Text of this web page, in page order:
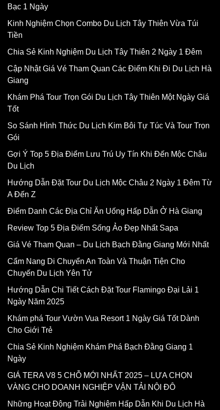
Bạc 1 Ngày
Kinh Nghiệm Chọn Combo Du Lịch Tây Thiên Vừa Túi
Tiền
Chia Sẻ Kinh Nghiệm Du Lịch Tây Thiên 2 Ngày 1 Đêm
Cập Nhật Giá Vé Tham Quan Các Điểm Khi Đi Du Lịch Hà
Giang
Khám Phá Tour Trọn Gói Du Lịch Tây Thiên Một Ngày Giá
Tốt
So Sánh Hình Thức Du Lịch Kim Bôi Tự Túc Và Tour Trọn
Gói
Gợi Ý Top 5 Địa Điểm Lưu Trú Uy Tín Khi Đến Mộc Châu
Du Lịch
Hướng Dẫn Đặt Tour Du Lịch Mộc Châu 2 Ngày 1 Đêm Từ
A Đến Z
Điểm Danh Các Địa Chỉ Ăn Uống Hấp Dẫn Ở Hà Giang
Review Top 5 Địa Điểm Sống Ảo Đẹp Nhất Sapa
Giá Vé Tham Quan – Du Lịch Bạch Đằng Giang Mới Nhất
Cẩm Nang Di Chuyển An Toàn Và Thuận Tiện Cho
Chuyến Du Lịch Yên Tử
Hướng Dẫn Chi Tiết Cách Đặt Tour Flamingo Đại Lải 1
Ngày Năm 2025
Khám phá Tour Vườn Vua Resort 1 Ngày Giá Tốt Dành
Cho Giới Trẻ
Chia Sẻ Kinh Nghiệm Khám Phá Bạch Đằng Giang 1
Ngày
GIÁ TERA V8 5 CHỖ MỚI NHẤT 2025 – LỰA CHỌN
VÀNG CHO DOANH NGHIỆP VẬN TẢI NỘI ĐÔ
Những Hoạt Động Trải Nghiệm Hấp Dẫn Khi Du Lịch Hà